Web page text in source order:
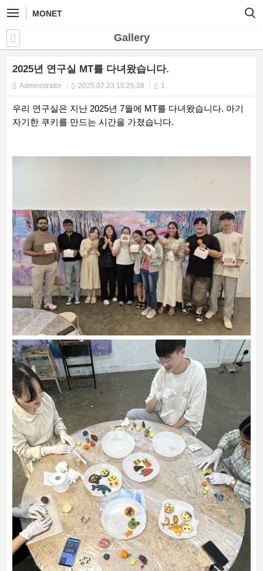
MONET
Gallery
2025년 연구실 MT를 다녀왔습니다.
Administrator 2025.07.23 15:25:38 1
우리 연구실은 지난 2025년 7월에 MT를 다녀왔습니다. 아기
자기한 쿠키를 만드는 시간을 가졌습니다.